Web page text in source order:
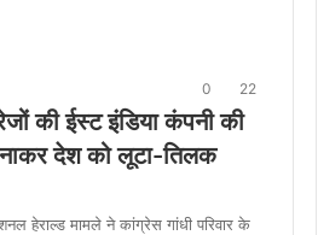
0 22
की ईस्ट इंडिया कंपनी की
देश को लूटा-तिलक
हेराल्ड मामले ने कांग्रेस गांधी परिवार के